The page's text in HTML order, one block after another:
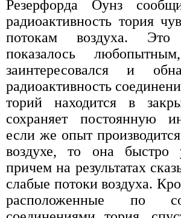
Резерфорда Оунз
радиоактивность тория
потокам воздуха. Это
показалось
заинтересовался и
радиоактивность
торий находится в
сохраняет постоянную
если же опыт
воздухе, то она быстро
причем на результатах
слабые потоки воздуха.
расположенные по